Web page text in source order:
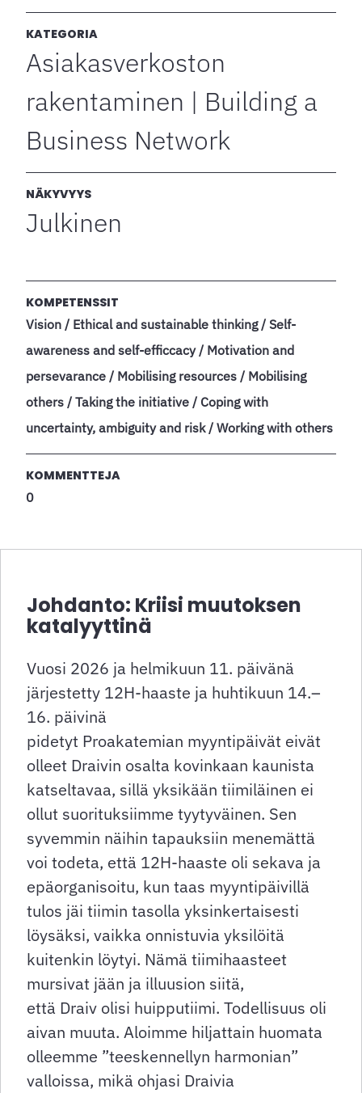
KATEGORIA
Asiakasverkoston
rakentaminen | Building a
Business Network
NÄKYVYYS
Julkinen
KOMPETENSSIT
Vision / Ethical and sustainable thinking / Self-
awareness and self-efficcacy / Motivation and
persevarance / Mobilising resources / Mobilising
others / Taking the initiative / Coping with
uncertainty, ambiguity and risk / Working with others
KOMMENTTEJA
0
Johdanto: Kriisi muutoksen
katalyyttinä
Vuosi 2026 ja helmikuun 11. päivänä
järjestetty 12H-haaste ja huhtikuun 14.–
16. päivinä
pidetyt Proakatemian myyntipäivät eivät
olleet Draivin osalta kovinkaan kaunista
katseltavaa, sillä yksikään tiimiläinen ei
ollut suorituksiimme tyytyväinen. Sen
syvemmin näihin tapauksiin menemättä
voi todeta, että 12H-haaste oli sekava ja
epäorganisoitu, kun taas myyntipäivillä
tulos jäi tiimin tasolla yksinkertaisesti
löysäksi, vaikka onnistuvia yksilöitä
kuitenkin löytyi. Nämä tiimihaasteet
mursivat jään ja illuusion siitä,
että Draiv olisi huipputiimi. Todellisuus oli
aivan muuta. Aloimme hiljattain huomata
olleemme ”teeskennellyn harmonian”
valloissa, mikä ohjasi Draivia